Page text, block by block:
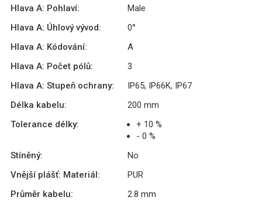
Hlava A: Pohlaví:
Male
Hlava A: Úhlový vývod:
0°
Hlava A: Kódování:
A
Hlava A: Počet pólů:
3
Hlava A: Stupeň ochrany:
IP65, IP66K, IP67
Délka kabelu:
200 mm
Tolerance délky:
+ 10 %
- 0 %
Stíněný:
No
Vnější plášť: Materiál:
PUR
Průměr kabelu:
2.8 mm